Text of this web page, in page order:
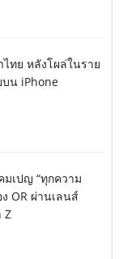
ทย หลังโผล่ในราย
บน iPhone
เปญ “ทุกความ
OR ผ่านเลนส์
Z